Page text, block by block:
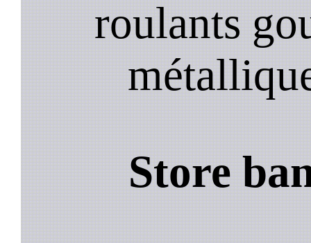
roulants
Store